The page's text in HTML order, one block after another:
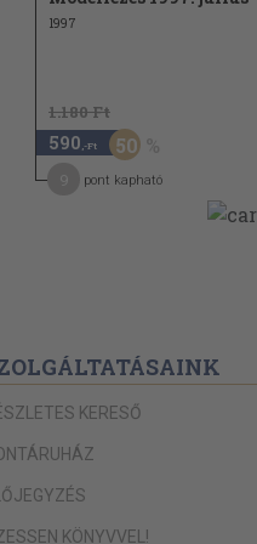
47
53
1997
1.180 Ft
590 ,-Ft 50
pont kapható
KERESŐ
KÖNYVVEL!